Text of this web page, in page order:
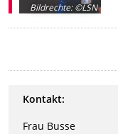
Bildrechte:©LSN
Kontakt:
Frau Busse